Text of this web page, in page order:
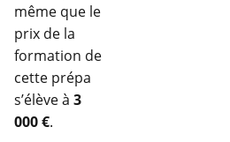
même que le
prix de la
formation de
cette prépa
s’élève à 3
000 €.